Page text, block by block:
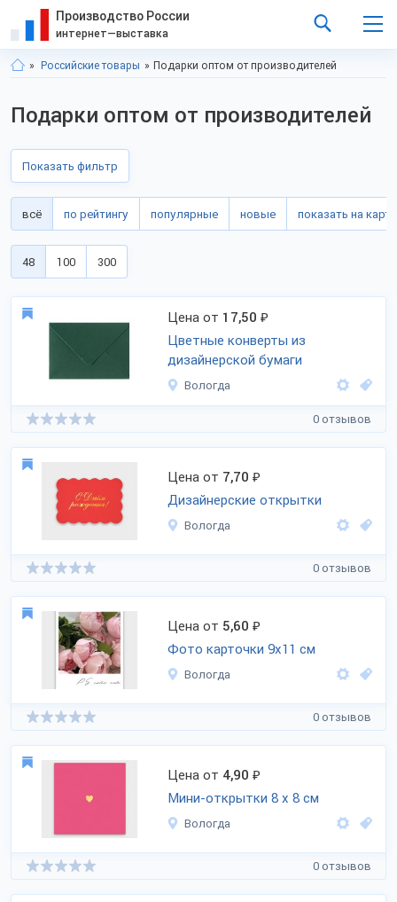
Производство России
интернет—выставка
Российские товары Подарки оптом от производителей
Подарки оптом от производителей
Показать фильтр
всё по рейтингу популярные новые показать на карте
48 100 300
Цена от 17,50 ₽
Цветные конверты из
дизайнерской бумаги
Вологда
0 отзывов
Цена от 7,70 ₽
Дизайнерские открытки
Вологда
0 отзывов
Цена от 5,60 ₽
Фото карточки 9х11 см
Вологда
0 отзывов
Цена от 4,90 ₽
Мини-открытки 8 х 8 см
Вологда
0 отзывов